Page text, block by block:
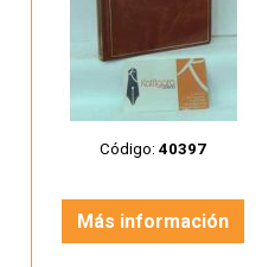
Código:40397
Más información